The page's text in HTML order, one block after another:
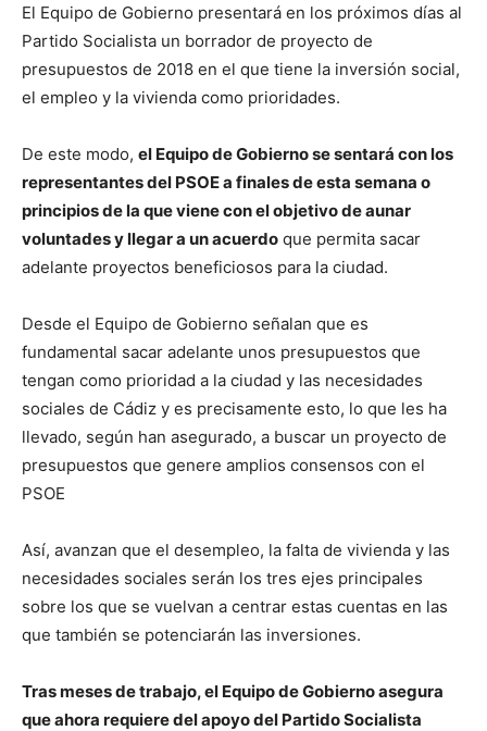
El Equipo de Gobierno presentará en los próximos días al
Partido Socialista un borrador de proyecto de
presupuestos de 2018 en el que tiene la inversión social,
el empleo y la vivienda como prioridades.
De este modo, el Equipo de Gobierno se sentará con los
representantes del PSOE a finales de esta semana o
principios de la que viene con el objetivo de aunar
voluntades y llegar a un acuerdo que permita sacar
adelante proyectos beneficiosos para la ciudad.
Desde el Equipo de Gobierno señalan que es
fundamental sacar adelante unos presupuestos que
tengan como prioridad a la ciudad y las necesidades
sociales de Cádiz y es precisamente esto, lo que les ha
llevado, según han asegurado, a buscar un proyecto de
presupuestos que genere amplios consensos con el
PSOE
Así, avanzan que el desempleo, la falta de vivienda y las
necesidades sociales serán los tres ejes principales
sobre los que se vuelvan a centrar estas cuentas en las
que también se potenciarán las inversiones.
Tras meses de trabajo, el Equipo de Gobierno asegura
que ahora requiere del apoyo del Partido Socialista